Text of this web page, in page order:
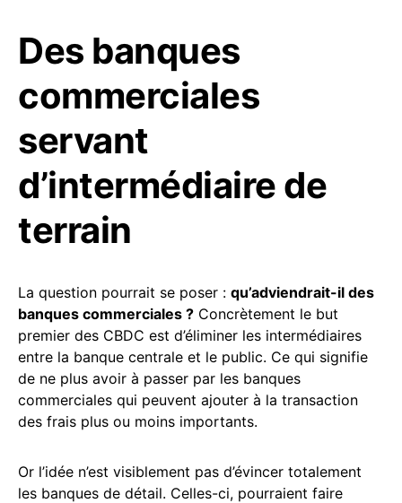
Des banques
commerciales
servant
d’intermédiaire de
terrain
La question pourrait se poser : qu’adviendrait-il des
banques commerciales ? Concrètement le but
premier des CBDC est d’éliminer les intermédiaires
entre la banque centrale et le public. Ce qui signifie
de ne plus avoir à passer par les banques
commerciales qui peuvent ajouter à la transaction
des frais plus ou moins importants.
Or l’idée n’est visiblement pas d’évincer totalement
les banques de détail. Celles-ci, pourraient faire